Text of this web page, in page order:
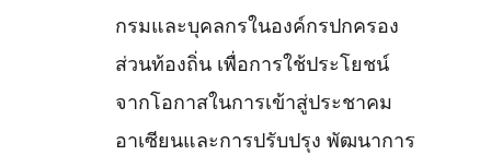
กรมและบุคลกรในองค์กรปกครอง
ส่วนท้องถิ่น เพื่อการใช้ประโยชน์
จากโอกาสในการเข้าสู่ประชาคม
อาเซียนและการปรับปรุง พัฒนาการ